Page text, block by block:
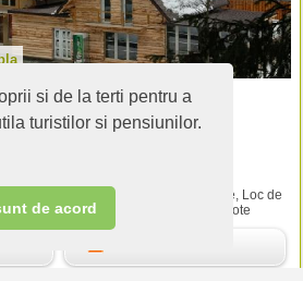
si de la terti pentru a
turistilor si pensiunilor.
de acord
Gratar in curte, Vanzare produse locale, Loc de
Terasa sau foisor, Spatiu campare/rulote